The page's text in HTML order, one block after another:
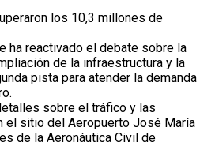
los 10,3 millones de
ha reactivado el debate sobre la
de la infraestructura y la
pista para atender la demanda
sobre el tráfico y las
sitio del Aeropuerto José María
de la Aeronáutica Civil de